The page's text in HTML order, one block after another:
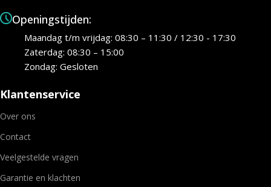
Openingstijden:
Maandag t/m vrijdag: 08:30 – 11:30 / 12:30 - 17:30
Zaterdag: 08:30 – 15:00
Zondag: Gesloten
Klantenservice
Over ons
Contact
Veelgestelde vragen
Garantie en klachten